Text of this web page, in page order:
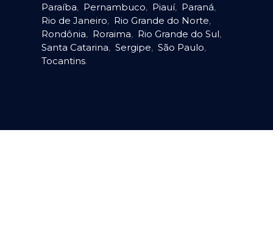
Paraíba, Pernambuco, Piauí, Paraná,
Rio de Janeiro, Rio Grande do Norte,
Rondônia, Roraima, Rio Grande do Sul,
Santa Catarina, Sergipe, São Paulo,
Tocantins.